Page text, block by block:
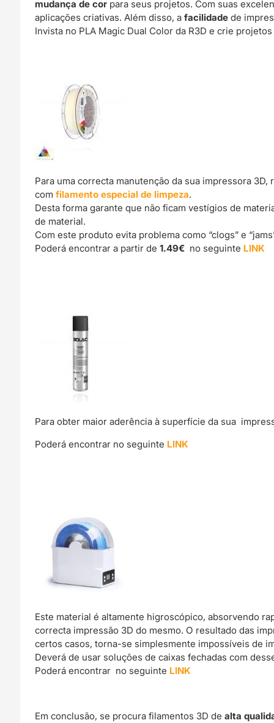
mudança de cor para seus projetos. Com suas
aplicações criativas. Além disso, afacilidade de
Invista no PLA Magic Dual Color da R3D e crie
Para uma correcta manutenção da sua impressora
com filamento especial de limpeza.
Desta forma garante que não ficam vestígios de
de material.
Com este produto evita problema como “clogs” e
Poderá encontrar a partir de1.49€ no seguinte LINK
Para obter maior aderência à superfície da sua
Poderá encontrar no seguinte LINK
Este material é altamente higroscópico, absorvendo
correcta impressão 3D do mesmo. O resultado das
certos casos, torna-se simplesmente impossíveis de
Deverá de usar soluções de caixas fechadas com
Poderá encontrar no seguinte LINK
Em conclusão, se procura filamentos 3D dealta